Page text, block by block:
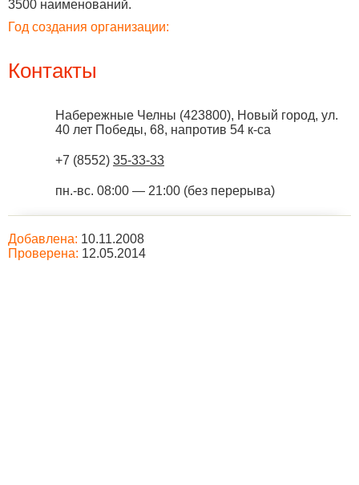
3500 наименований.
Год создания организации:
Контакты
Набережные Челны (423800), Новый город, ул.
40 лет Победы, 68, напротив 54 к-са
+7 (8552) 35-33-33
пн.-вс. 08:00 — 21:00 (без перерыва)
Добавлена: 10.11.2008
Проверена: 12.05.2014